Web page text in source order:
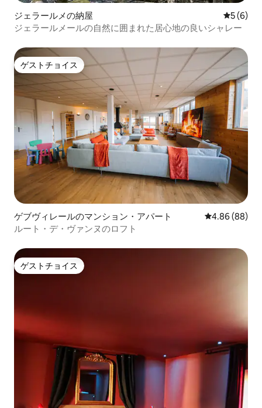
ジェラールメの納屋 レビュー
5 (6)
ジェラールメールの自然に囲まれた居心地の良いシャレー
ゲストチョイス
ゲストチョイス
ゲブヴィレールのマンション・アパート レビュー88件
4.86 (88)
ルート・デ・ヴァンヌのロフト
ゲストチョイス
ゲストチョイス